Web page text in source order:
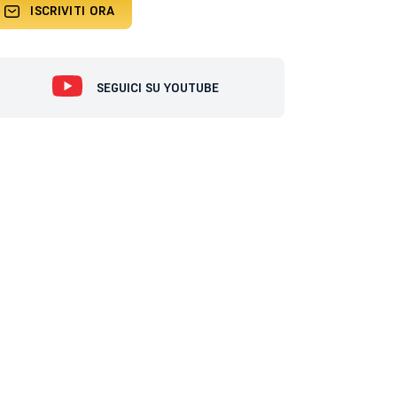
ISCRIVITI ORA
SEGUICI SU YOUTUBE